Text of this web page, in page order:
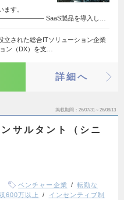
す。
SaaS製品を導入し…
立された総合ITソリューション企業
ン（DX）を支…
詳細へ
掲載期間 26/07/31～26/08/13
サルタント（シニ
ベンチャー企業
転勤な
600万以上
インセンティブ制